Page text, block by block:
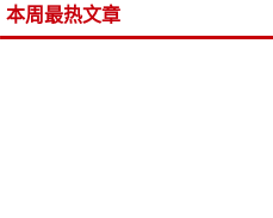
本周最热文章